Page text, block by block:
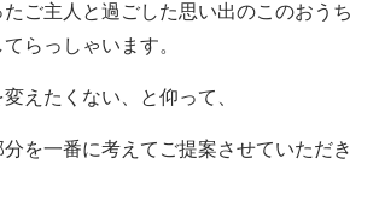
ご主人と過ごした思い出のこのおうち
らっしゃいます。
えたくない、と仰って、
を一番に考えてご提案させていただき